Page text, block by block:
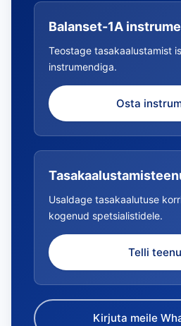
Balanset-1A
Teostage tasakaalustamist
instrumendiga.
Osta
Usaldage tasakaalutuse
kogenud spetsialistidele.
Telli
Kirjuta meile